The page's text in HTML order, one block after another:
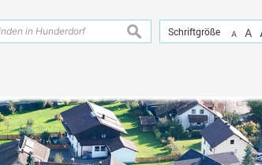
Schriftgröße A A
suchen